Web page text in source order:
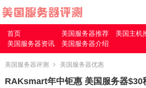
首页 美国服务器推荐 美国主机
美国服务器资讯
美国服务器介绍
美国服务器评测 美国服务器优惠
RAKsmart年中钜惠 美国服务器$30